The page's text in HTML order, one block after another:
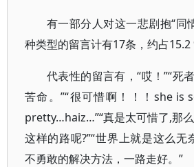
有一部分人对这一悲剧抱“同
种类型的留言计有17条，约占15.2
代表性的留言有，“哎！”“死
苦命。”“很可惜啊！！！she is
pretty…haiz…”“真是太可惜了,那
这样的路呢?”“世界上就是这么无
不勇敢的解决方法，一路走好。”